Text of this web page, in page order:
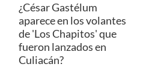
¿César Gastélum
aparece en los volantes
de 'Los Chapitos' que
fueron lanzados en
Culiacán?